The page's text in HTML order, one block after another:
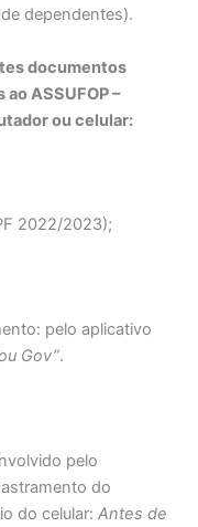
dependentes).
documentos
ASSUFOP –
ou celular:
2022/2023);
pelo aplicativo
Gov”.
pelo
do
do celular:Antes de